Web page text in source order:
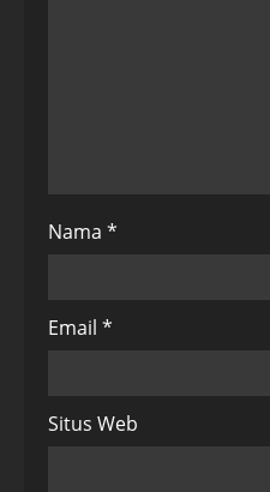
n
Nama *
Email *
Situs Web